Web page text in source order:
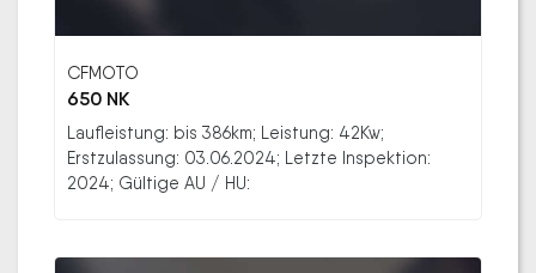
CFMOTO
650 NK
Laufleistung: bis 386km; Leistung: 42Kw;
Erstzulassung: 03.06.2024; Letzte Inspektion:
2024; Gültige AU / HU: